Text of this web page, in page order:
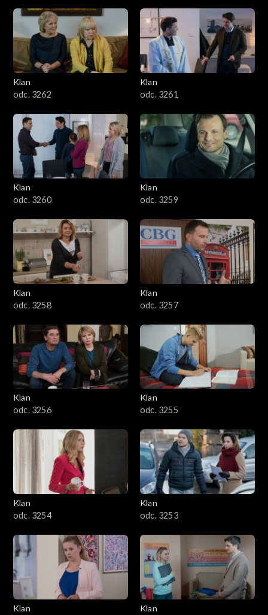
Klan
odc. 3262
Klan
odc. 3261
Klan
odc. 3260
Klan
odc. 3259
Klan
odc. 3258
Klan
odc. 3257
Klan
odc. 3256
Klan
odc. 3255
Klan
odc. 3254
Klan
odc. 3253
Klan
Klan